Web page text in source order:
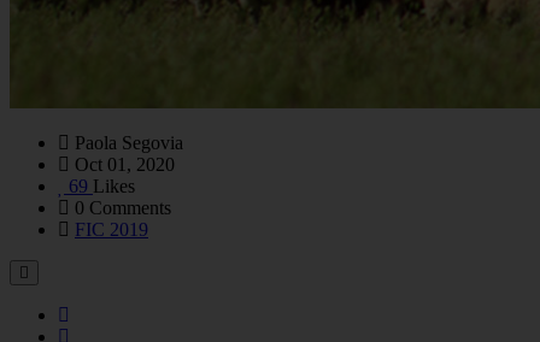
Paola Segovia
Oct 01, 2020
69 Likes
0 Comments
FIC 2019